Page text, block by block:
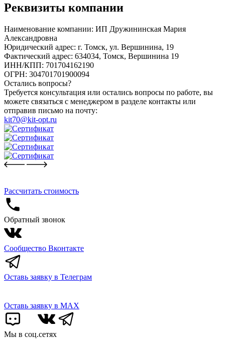
Реквизиты компании
Наименование компании: ИП Дружининская Мария
Александровна
Юридический адрес: г. Томск, ул. Вершинина, 19
Фактический адрес: 634034, Томск, Вершинина 19
ИНН/КПП: 701704162190
ОГРН: 304701701900094
Остались вопросы?
Требуется консультация или остались вопросы по работе, вы
можете связаться с менеджером в разделе контакты или
отправив письмо на почту:
kit70@kit-opt.ru
Рассчитать стоимость
Обратный звонок
Сообщество Вконтакте
Оставь заявку в Телеграм
Оставь заявку в MAX
Мы в соц.сетях